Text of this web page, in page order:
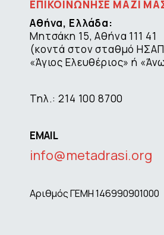
ΕΠΙΚΟΙΝΩΝΗΣΕ ΜΑΖΙ
Αθήνα, Ελλάδα:
Μητσάκη 15, Αθήνα 111 41
(κοντά στον σταθμό ΗΣΑΠ
«Άγιος Ελευθέριος» ή
Τηλ.: 214 100 8700
EMAIL
info@metadrasi.org
Αριθμός ΓΕΜΗ 146990901000